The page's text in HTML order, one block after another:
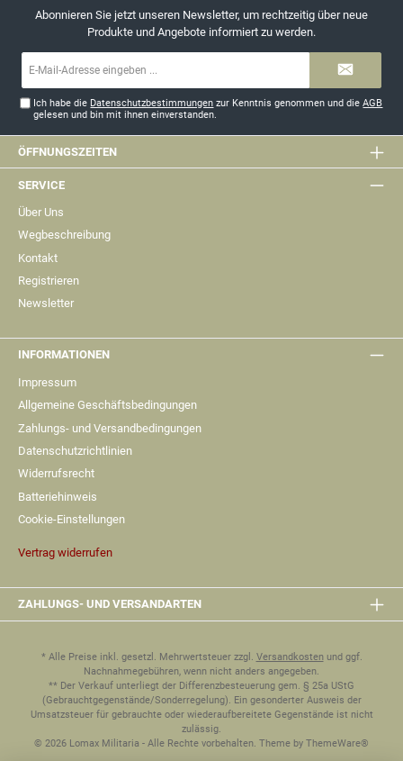
Abonnieren Sie jetzt unseren Newsletter, um rechtzeitig über neue
Produkte und Angebote informiert zu werden.
Ich habe die Datenschutzbestimmungen zur Kenntnis genommen und dieAGB
gelesen und bin mit ihnen einverstanden.
ÖFFNUNGSZEITEN
SERVICE
Über Uns
Wegbeschreibung
Kontakt
Registrieren
Newsletter
INFORMATIONEN
Impressum
Allgemeine Geschäftsbedingungen
Zahlungs- und Versandbedingungen
Datenschutzrichtlinien
Widerrufsrecht
Batteriehinweis
Cookie-Einstellungen
Vertrag widerrufen
ZAHLUNGS- UND VERSANDARTEN
* Alle Preise inkl. gesetzl. Mehrwertsteuer zzgl. Versandkostenund ggf.
Nachnahmegebühren, wenn nicht anders angegeben.
** Der Verkauf unterliegt der Differenzbesteuerung gem. § 25a UStG
(Gebrauchtgegenstände/Sonderregelung). Ein gesonderter Ausweis der
Umsatzsteuer für gebrauchte oder wiederaufbereitete Gegenstände ist nicht
zulässig.
© 2026 Lomax Militaria - Alle Rechte vorbehalten. Theme by ThemeWare®